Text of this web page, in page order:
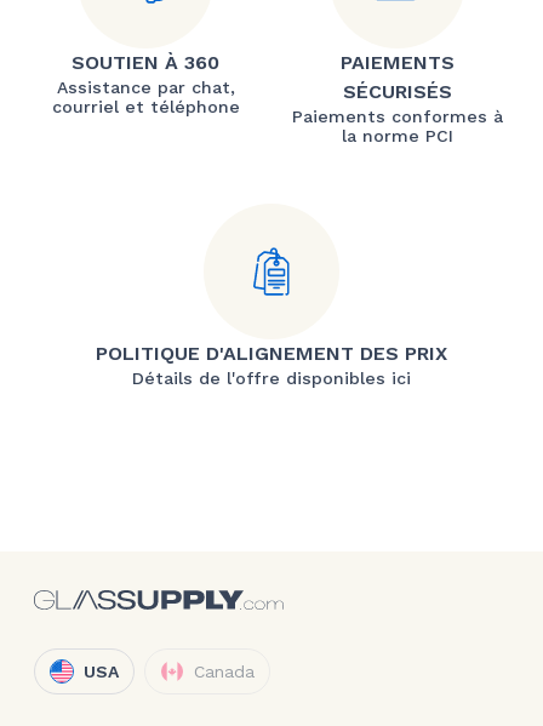
SOUTIEN À 360
Assistance par chat,
courriel et téléphone
PAIEMENTS
SÉCURISÉS
Paiements conformes à
la norme PCI
POLITIQUE D'ALIGNEMENT DES PRIX
Détails de l'offre disponibles ici
USA Canada